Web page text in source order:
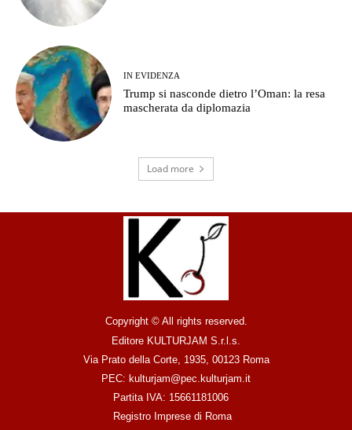
IN EVIDENZA
Trump si nasconde dietro l’Oman: la resa
mascherata da diplomazia
Load more
Copyright © All rights reserved.
Editore KULTURJAM S.r.l.s.
Via Prato della Corte, 1935, 00123 Roma
PEC: kulturjam@pec.kulturjam.it
Partita IVA: 15661181006
Registro Imprese di Roma